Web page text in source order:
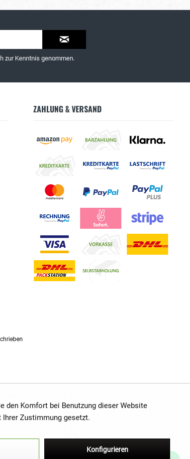
zur Kenntnis genommen.
ZAHLUNG & VERSAND
den Komfort bei Benutzung dieser Website
Zustimmung gesetzt.
Konfigurieren